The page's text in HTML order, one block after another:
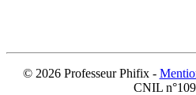
© 2026 Professeur Phifix -
CNIL